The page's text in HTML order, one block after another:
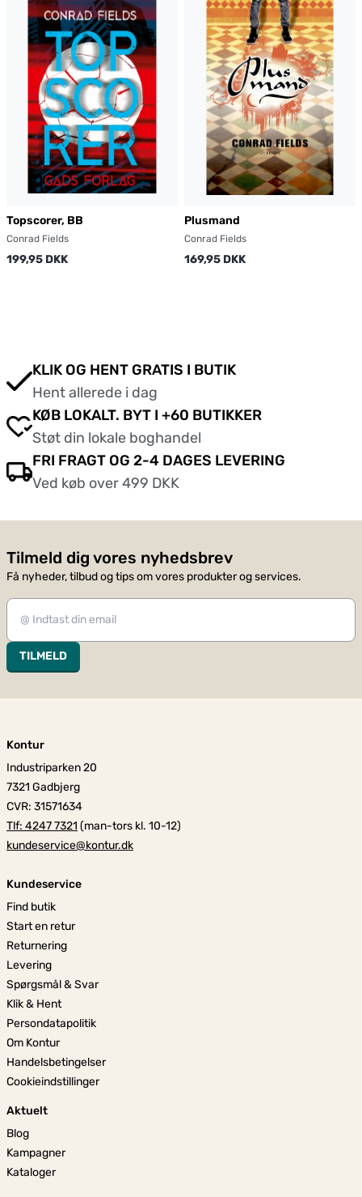
Topscorer, BB
Conrad Fields
199,95 DKK
Plusmand
Conrad Fields
169,95 DKK
KLIK OG HENT GRATIS I BUTIK
Hent allerede i dag
KØB LOKALT. BYT I +60 BUTIKKER
Støt din lokale boghandel
FRI FRAGT OG 2-4 DAGES LEVERING
Ved køb over 499 DKK
Tilmeld dig vores nyhedsbrev
Få nyheder, tilbud og tips om vores produkter og services.
TILMELD
Kontur
Industriparken 20
7321 Gadbjerg
CVR: 31571634
Tlf: 4247 7321 (man-tors kl. 10-12)
kundeservice@kontur.dk
Kundeservice
Find butik
Start en retur
Returnering
Levering
Spørgsmål & Svar
Klik & Hent
Persondatapolitik
Om Kontur
Handelsbetingelser
Cookieindstillinger
Aktuelt
Blog
Kampagner
Kataloger